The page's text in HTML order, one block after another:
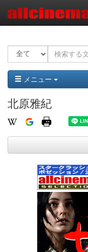
メニュー
北原雅紀